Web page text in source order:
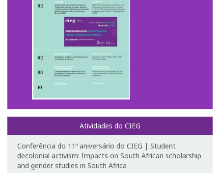
Curso de Formação Especializada em Igualdade de
Género do Ministério da Defesa | 4ª edição |
Testemunhos
Regulamentos do CIEG
Contactos
Investigação
Temáticas de Investigação
Projetos
Projetos em curso
Atividades do CIEG
Conferência do 11º aniversário do CIEG | Student
decolonial activism: Impacts on South African scholarship
and gender studies in South Africa